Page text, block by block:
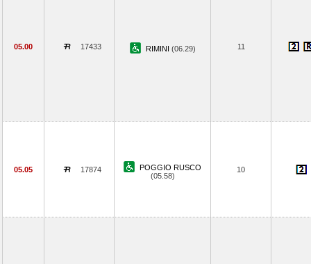
05.00 17433 RIMINI (06.29) 11
05.05 17874
POGGIO RUSCO
(05.58)
10